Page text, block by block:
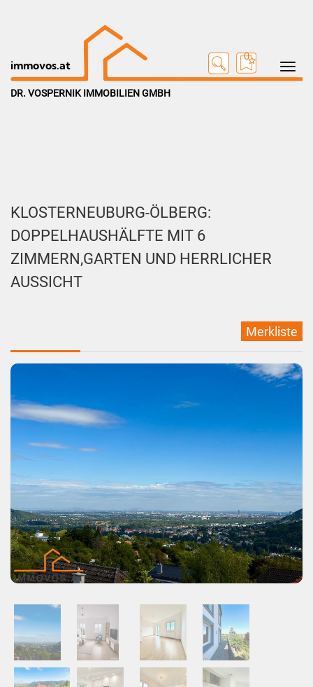
Toggle
immovos.at
0
DR. VOSPERNIK IMMOBILIEN GMBH
KLOSTERNEUBURG-ÖLBERG:
DOPPELHAUSHÄLFTE MIT 6
ZIMMERN,GARTEN UND HERRLICHER
AUSSICHT
Merkliste